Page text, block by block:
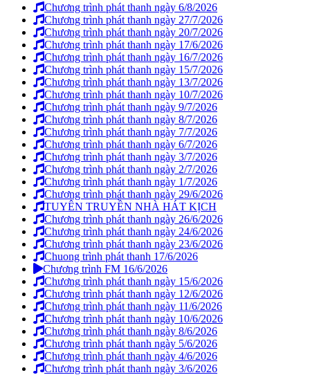
Chương trình phát thanh ngày 6/8/2026
Chương trình phát thanh ngày 27/7/2026
Chương trình phát thanh ngày 20/7/2026
Chương trình phát thanh ngày 17/6/2026
Chương trình phát thanh ngày 16/7/2026
Chương trình phát thanh ngày 15/7/2026
Chương trình phát thanh ngày 13/7/2026
Chương trình phát thanh ngày 10/7/2026
Chương trình phát thanh ngày 9/7/2026
Chương trình phát thanh ngày 8/7/2026
Chương trình phát thanh ngày 7/7/2026
Chương trình phát thanh ngày 6/7/2026
Chương trình phát thanh ngày 3/7/2026
Chương trình phát thanh ngày 2/7/2026
Chương trình phát thanh ngày 1/7/2026
Chương trình phát thanh ngày 29/6/2026
TUYÊN TRUYỀN NHÀ HÁT KỊCH
Chương trình phát thanh ngày 26/6/2026
Chương trình phát thanh ngày 24/6/2026
Chương trình phát thanh ngày 23/6/2026
Chuong trình phát thanh 17/6/2026
Chương trình FM 16/6/2026
Chương trình phát thanh ngày 15/6/2026
Chương trình phát thanh ngày 12/6/2026
Chương trình phát thanh ngày 11/6/2026
Chương trình phát thanh ngày 10/6/2026
Chương trình phát thanh ngày 8/6/2026
Chương trình phát thanh ngày 5/6/2026
Chương trình phát thanh ngày 4/6/2026
Chương trình phát thanh ngày 3/6/2026